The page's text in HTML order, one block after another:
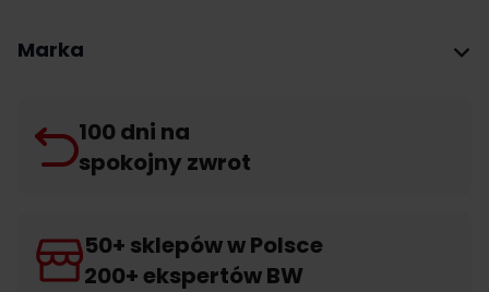
Marka
100 dni na
spokojny zwrot
50+ sklepów w Polsce
200+ ekspertów BW